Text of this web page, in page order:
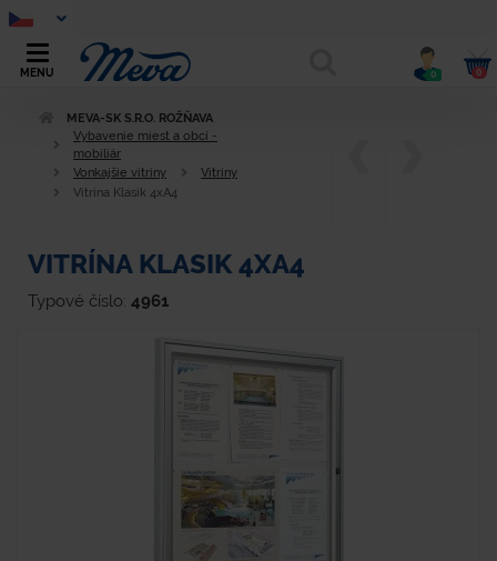
MENU 0 0
MEVA-SK S.R.O. ROŽŇAVA
Vybavenie miest a obcí -
mobiliár
Vonkajšie vitríny
Vitríny
Vitrína Klasik 4xA4
VITRÍNA KLASIK 4XA4
Typové číslo: 4961